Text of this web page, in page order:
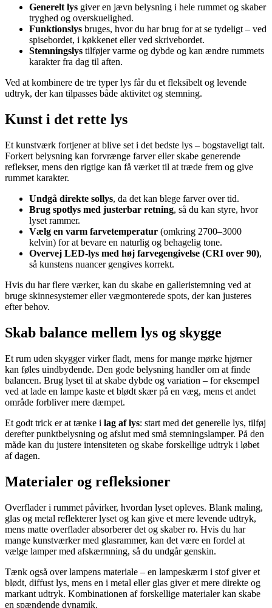
Generelt lys giver en jævn belysning i hele rummet og skaber
tryghed og overskuelighed.
Funktionslys bruges, hvor du har brug for at se tydeligt – ved
spisebordet, i køkkenet eller ved skrivebordet.
Stemningslys tilføjer varme og dybde og kan ændre rummets
karakter fra dag til aften.
Ved at kombinere de tre typer lys får du et fleksibelt og levende
udtryk, der kan tilpasses både aktivitet og stemning.
Kunst i det rette lys
Et kunstværk fortjener at blive set i det bedste lys – bogstaveligt talt.
Forkert belysning kan forvrænge farver eller skabe generende
reflekser, mens den rigtige kan få værket til at træde frem og give
rummet karakter.
Undgå direkte sollys, da det kan blege farver over tid.
Brug spotlys med justerbar retning, så du kan styre, hvor
lyset rammer.
Vælg en varm farvetemperatur (omkring 2700–3000
kelvin) for at bevare en naturlig og behagelig tone.
Overvej LED-lys med høj farvegengivelse (CRI over 90),
så kunstens nuancer gengives korrekt.
Hvis du har flere værker, kan du skabe en galleristemning ved at
bruge skinnesystemer eller vægmonterede spots, der kan justeres
efter behov.
Skab balance mellem lys og skygge
Et rum uden skygger virker fladt, mens for mange mørke hjørner
kan føles uindbydende. Den gode belysning handler om at finde
balancen. Brug lyset til at skabe dybde og variation – for eksempel
ved at lade en lampe kaste et blødt skær på en væg, mens et andet
område forbliver mere dæmpet.
Et godt trick er at tænke i lag af lys: start med det generelle lys, tilføj
derefter punktbelysning og afslut med små stemningslamper. På den
måde kan du justere intensiteten og skabe forskellige udtryk i løbet
af dagen.
Materialer og refleksioner
Overflader i rummet påvirker, hvordan lyset opleves. Blank maling,
glas og metal reflekterer lyset og kan give et mere levende udtryk,
mens matte overflader absorberer det og skaber ro. Hvis du har
mange kunstværker med glasrammer, kan det være en fordel at
vælge lamper med afskærmning, så du undgår genskin.
Tænk også over lampens materiale – en lampeskærm i stof giver et
blødt, diffust lys, mens en i metal eller glas giver et mere direkte og
markant udtryk. Kombinationen af forskellige materialer kan skabe
en spændende dynamik.